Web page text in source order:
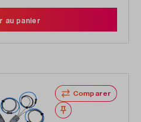
au panier
Comparer
Noter